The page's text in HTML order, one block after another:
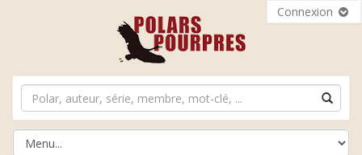
Connexion